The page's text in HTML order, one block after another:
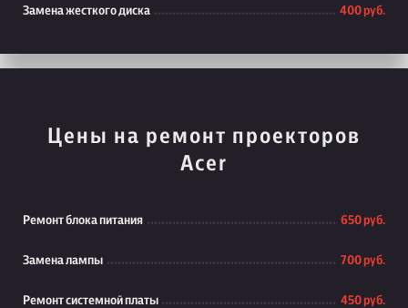
Замена жесткого диска 400 руб.
Цены на ремонт проекторов
Acer
Ремонт блока питания 650 руб.
Замена лампы 700 руб.
Ремонт системной платы 450 руб.